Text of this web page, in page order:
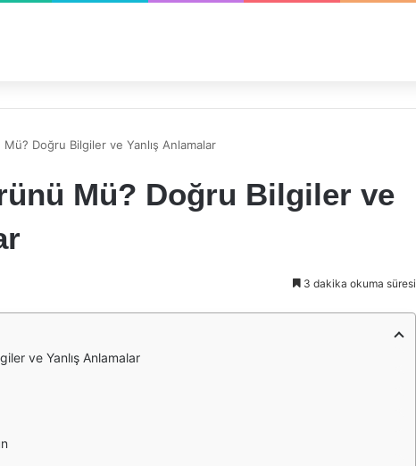
Doğru Bilgiler ve Yanlış Anlamalar
Mü? Doğru Bilgiler ve
3 dakika okuma süresi
ve Yanlış Anlamalar